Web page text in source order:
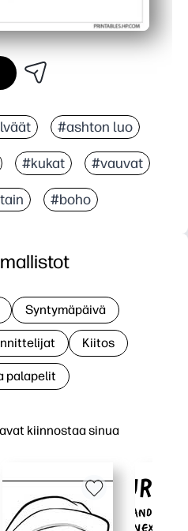
#ashton luo
#kukat #vauvat
#boho
kiinnostaa sinua
Syntymäpäivä
Kiitos
palapelit